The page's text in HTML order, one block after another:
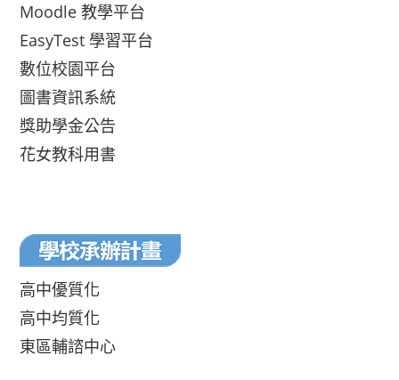
Moodle 教學平台
EasyTest 學習平台
數位校園平台
圖書資訊系統
獎助學金公告
花女教科用書
高中優質化
高中均質化
東區輔諮中心